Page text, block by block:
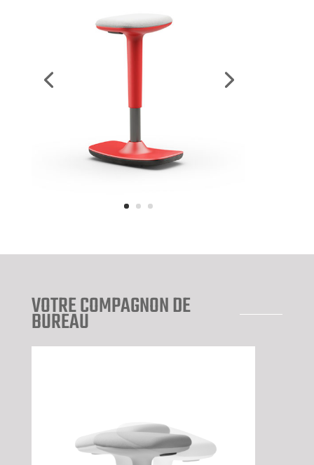
VOTRE COMPAGNON DE
BUREAU